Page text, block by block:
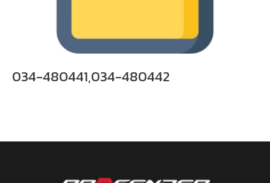
034-480441,034-480442